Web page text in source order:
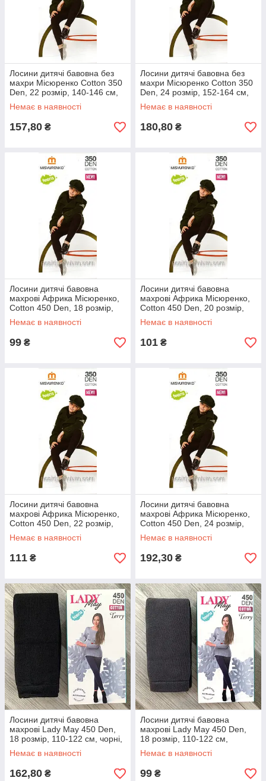
Лосини дитячі бавовна без
махри Місюренко Cotton 350
Den, 22 розмір, 140-146 см,
чорні, 07574
Немає в наявності
157,80 ₴
Лосини дитячі бавовна без
махри Місюренко Cotton 350
Den, 24 розмір, 152-164 см,
чорні, 07575
Немає в наявності
180,80 ₴
Лосини дитячі бавовна
махрові Африка Місюренко,
Cotton 450 Den, 18 розмір,
110-122 см, 07576
Немає в наявності
99 ₴
Лосини дитячі бавовна
махрові Африка Місюренко,
Cotton 450 Den, 20 розмір,
128-134 см, 07577
Немає в наявності
101 ₴
Лосини дитячі бавовна
махрові Африка Місюренко,
Cotton 450 Den, 22 розмір,
140-146 см, 07578
Немає в наявності
111 ₴
Лосини дитячі бавовна
махрові Африка Місюренко,
Cotton 450 Den, 24 розмір,
152-164 см, 07579
Немає в наявності
192,30 ₴
Лосини дитячі бавовна
махрові Lady May 450 Den,
18 розмір, 110-122 см, чорні,
07580
Немає в наявності
162,80 ₴
Лосини дитячі бавовна
махрові Lady May 450 Den,
18 розмір, 110-122 см,
темно-сірі, 07581
Немає в наявності
99 ₴